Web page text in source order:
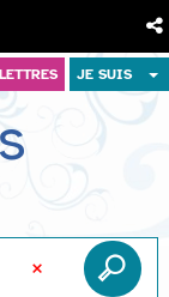
JE SUIS